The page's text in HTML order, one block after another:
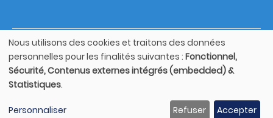
© Copyright 2026
Footer
bottom
Mentions légales
Utilisation
des
données
personnelles
et
Nous utilisons des cookies et traitons des données
personnelles pour les finalités suivantes : Fonctionnel,
Sécurité, Contenus externes intégrés (embedded) &
Statistiques.
Personnaliser Refuser Accepter